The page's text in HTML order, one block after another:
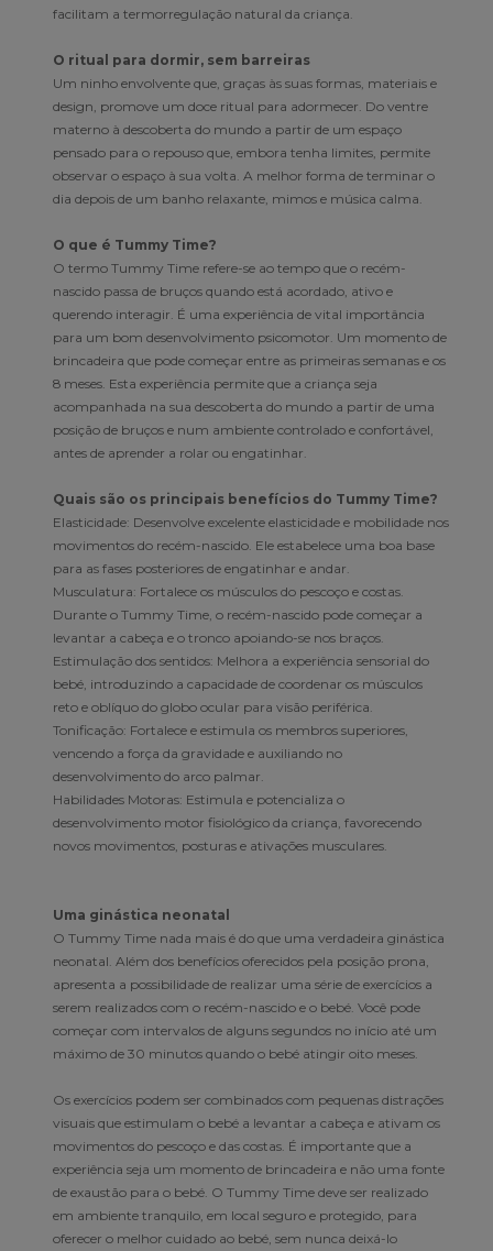
facilitam a termorregulação natural da criança.
O ritual para dormir, sem barreiras
Um ninho envolvente que, graças às suas formas, materiais e
design, promove um doce ritual para adormecer. Do ventre
materno à descoberta do mundo a partir de um espaço
pensado para o repouso que, embora tenha limites, permite
observar o espaço à sua volta. A melhor forma de terminar o
dia depois de um banho relaxante, mimos e música calma.
O que é Tummy Time?
O termo Tummy Time refere-se ao tempo que o recém-
nascido passa de bruços quando está acordado, ativo e
querendo interagir. É uma experiência de vital importância
para um bom desenvolvimento psicomotor. Um momento de
brincadeira que pode começar entre as primeiras semanas e os
8 meses. Esta experiência permite que a criança seja
acompanhada na sua descoberta do mundo a partir de uma
posição de bruços e num ambiente controlado e confortável,
antes de aprender a rolar ou engatinhar.
Quais são os principais benefícios do Tummy Time?
Elasticidade: Desenvolve excelente elasticidade e mobilidade nos
movimentos do recém-nascido. Ele estabelece uma boa base
para as fases posteriores de engatinhar e andar.
Musculatura: Fortalece os músculos do pescoço e costas.
Durante o Tummy Time, o recém-nascido pode começar a
levantar a cabeça e o tronco apoiando-se nos braços.
Estimulação dos sentidos: Melhora a experiência sensorial do
bebé, introduzindo a capacidade de coordenar os músculos
reto e oblíquo do globo ocular para visão periférica.
Tonificação: Fortalece e estimula os membros superiores,
vencendo a força da gravidade e auxiliando no
desenvolvimento do arco palmar.
Habilidades Motoras: Estimula e potencializa o
desenvolvimento motor fisiológico da criança, favorecendo
novos movimentos, posturas e ativações musculares.
Uma ginástica neonatal
O Tummy Time nada mais é do que uma verdadeira ginástica
neonatal. Além dos benefícios oferecidos pela posição prona,
apresenta a possibilidade de realizar uma série de exercícios a
serem realizados com o recém-nascido e o bebé. Você pode
começar com intervalos de alguns segundos no início até um
máximo de 30 minutos quando o bebé atingir oito meses.
Os exercícios podem ser combinados com pequenas distrações
visuais que estimulam o bebé a levantar a cabeça e ativam os
movimentos do pescoço e das costas. É importante que a
experiência seja um momento de brincadeira e não uma fonte
de exaustão para o bebé. O Tummy Time deve ser realizado
em ambiente tranquilo, em local seguro e protegido, para
oferecer o melhor cuidado ao bebé, sem nunca deixá-lo